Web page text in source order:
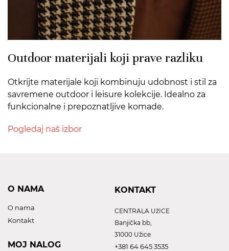
Outdoor materijali koji prave razliku
Otkrijte materijale koji kombinuju udobnost i stil za
savremene outdoor i leisure kolekcije. Idealno za
funkcionalne i prepoznatljive komade.
Pogledaj naš izbor
O NAMA
O nama
Kontakt
MOJ NALOG
KONTAKT
CENTRALA UžICE
Banjička bb,
31000 Užice
+381 64 645 3535